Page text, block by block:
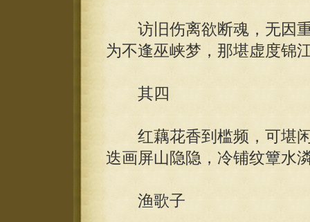
访旧伤离欲断魂，无因
为不逢巫峡梦，那堪虚度锦
其四
红藕花香到槛频，可堪
迭画屏山隐隐，冷铺纹簟水
渔歌子